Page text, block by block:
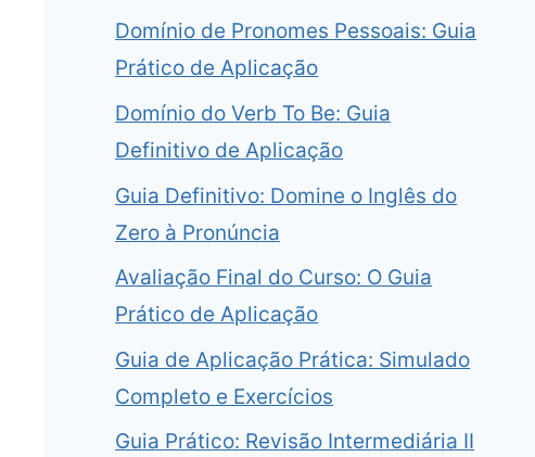
Domínio de Pronomes Pessoais: Guia
Prático de Aplicação
Domínio do Verb To Be: Guia
Definitivo de Aplicação
Guia Definitivo: Domine o Inglês do
Zero à Pronúncia
Avaliação Final do Curso: O Guia
Prático de Aplicação
Guia de Aplicação Prática: Simulado
Completo e Exercícios
Guia Prático: Revisão Intermediária II